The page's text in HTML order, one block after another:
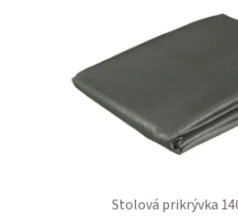
Stolová prikrývka